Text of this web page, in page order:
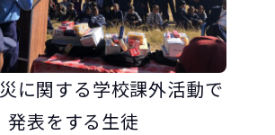
に関する学校課外活動で
発表をする生徒